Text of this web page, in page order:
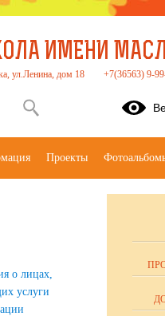
о лицах,
услуги
ИМЕНИ
ул.Ленина, дом 18 +7(36563) 9-
Проекты